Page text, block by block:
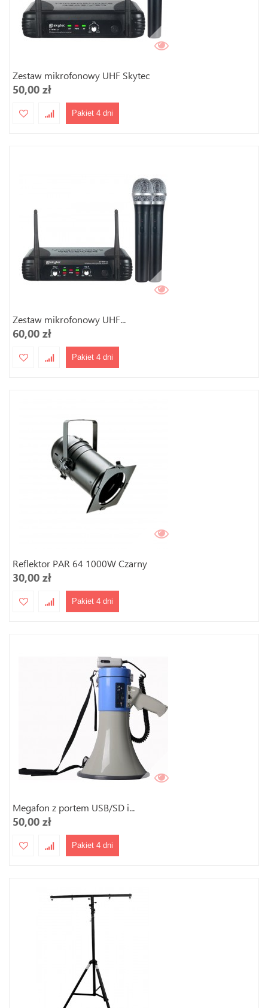
Zestaw mikrofonowy UHF Skytec
50,00 zł
Pakiet 4 dni
Zestaw mikrofonowy UHF...
60,00 zł
Pakiet 4 dni
Reflektor PAR 64 1000W Czarny
30,00 zł
Pakiet 4 dni
Megafon z portem USB/SD i...
50,00 zł
Pakiet 4 dni